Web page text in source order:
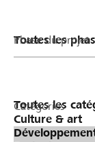
Phase du projet
Catégories